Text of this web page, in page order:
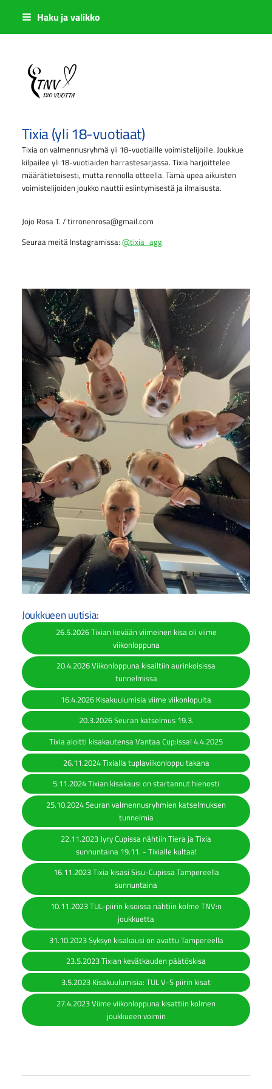
Siirry
sisältöön
Haku ja valikko
Sivuston etusivulle
Tixia (yli 18-vuotiaat)
Tixia on valmennusryhmä yli 18-vuotiaille voimistelijoille. Joukkue
kilpailee yli 18-vuotiaiden harrastesarjassa. Tixia harjoittelee
määrätietoisesti, mutta rennolla otteella. Tämä upea aikuisten
voimistelijoiden joukko nauttii esiintymisestä ja ilmaisusta.
Jojo Rosa T. / tirronenrosa@gmail.com
Seuraa meitä Instagramissa: @tixia_agg
Joukkueen uutisia:
26.5.2026 Tixian kevään viimeinen kisa oli viime
viikonloppuna
20.4.2026 Viikonloppuna kisailtiin aurinkoisissa
tunnelmissa
16.4.2026 Kisakuulumisia viime viikonlopulta
20.3.2026 Seuran katselmus 19.3.
Tixia aloitti kisakautensa Vantaa Cup:issa! 4.4.2025
26.11.2024 Tixialla tuplaviikonloppu takana
5.11.2024 Tixian kisakausi on startannut hienosti
25.10.2024 Seuran valmennusryhmien katselmuksen
tunnelmia
22.11.2023 Jyry Cupissa nähtiin Tiera ja Tixia
sunnuntaina 19.11. - Tixialle kultaa!
16.11.2023 Tixia kisasi Sisu-Cupissa Tampereella
sunnuntaina
10.11.2023 TUL-piirin kisoissa nähtiin kolme TNV:n
joukkuetta
31.10.2023 Syksyn kisakausi on avattu Tampereella
23.5.2023 Tixian kevätkauden päätöskisa
3.5.2023 Kisakuulumisia: TUL V-S piirin kisat
27.4.2023 Viime viikonloppuna kisattiin kolmen
joukkueen voimin